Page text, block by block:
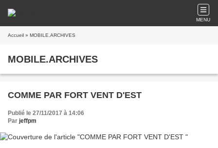
MENU
Accueil » MOBILE.ARCHIVES
MOBILE.ARCHIVES
COMME PAR FORT VENT D'EST
Publié le 27/11/2017 à 14:06
Par jeffpm